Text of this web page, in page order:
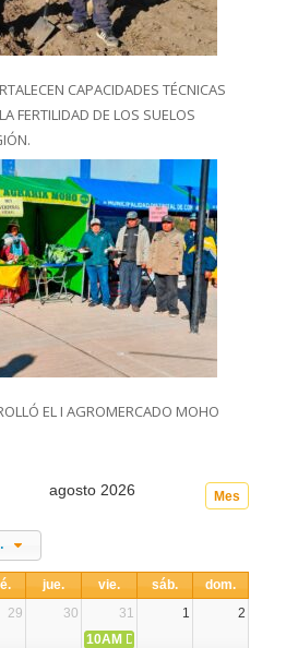
CAPACIDADES TÉCNICAS
FERTILIDAD DE LOS SUELOS
EL I AGROMERCADO MOHO
Mes
agosto 2026
jue. vie. sáb.
dom.
29 30 31 1
2
10AM DIA NACIONAL DE LA